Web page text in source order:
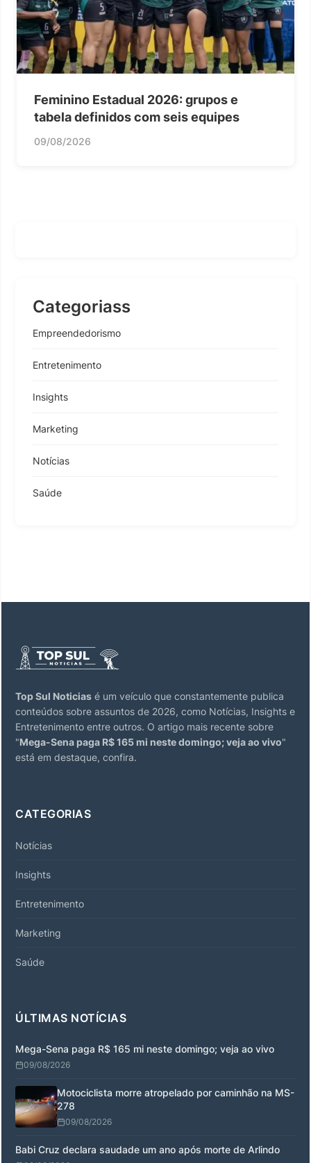
Feminino Estadual 2026: grupos e
tabela definidos com seis equipes
09/08/2026
Categoriass
Empreendedorismo
Entretenimento
Insights
Marketing
Notícias
Saúde
Top Sul Noticias é um veículo que constantemente publica
conteúdos sobre assuntos de 2026, como Notícias, Insights e
Entretenimento entre outros. O artigo mais recente sobre
"Mega-Sena paga R$ 165 mi neste domingo; veja ao vivo"
está em destaque, confira.
CATEGORIAS
Notícias
Insights
Entretenimento
Marketing
Saúde
ÚLTIMAS NOTÍCIAS
Mega-Sena paga R$ 165 mi neste domingo; veja ao vivo
09/08/2026
Motociclista morre atropelado por caminhão na MS-
278
09/08/2026
Babi Cruz declara saudade um ano após morte de Arlindo